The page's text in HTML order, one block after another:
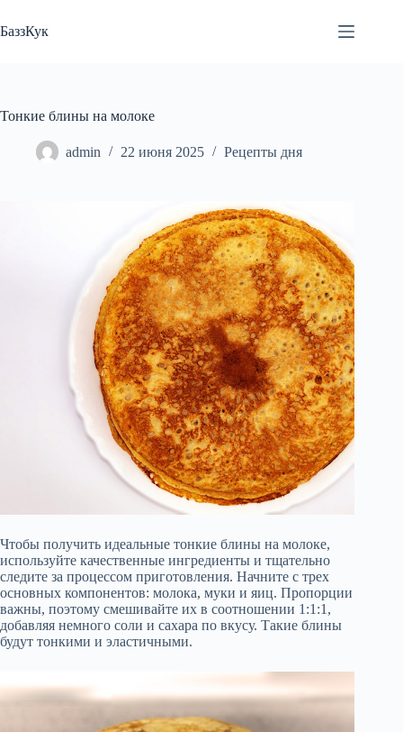
к
сути
БаззКук
Тонкие блины на молоке
admin 22 июня 2025 Рецепты дня
Чтобы получить идеальные тонкие блины на молоке,
используйте качественные ингредиенты и тщательно
следите за процессом приготовления. Начните с трех
основных компонентов: молока, муки и яиц. Пропорции
важны, поэтому смешивайте их в соотношении 1:1:1,
добавляя немного соли и сахара по вкусу. Такие блины
будут тонкими и эластичными.